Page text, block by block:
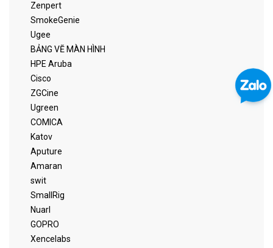
Zenpert
SmokeGenie
Ugee
BẢNG VẼ MÀN HÌNH
HPE Aruba
Cisco
ZGCine
Ugreen
COMICA
Katov
Aputure
Amaran
swit
SmallRig
Nuarl
GOPRO
Xencelabs